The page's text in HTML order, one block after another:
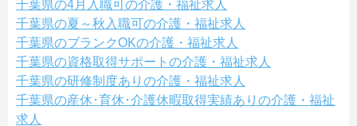
千葉県の4月入職可の介護・福祉求人
千葉県の夏～秋入職可の介護・福祉求人
千葉県のブランクOKの介護・福祉求人
千葉県の資格取得サポートの介護・福祉求人
千葉県の研修制度ありの介護・福祉求人
千葉県の産休･育休･介護休暇取得実績ありの介護・福祉
求人